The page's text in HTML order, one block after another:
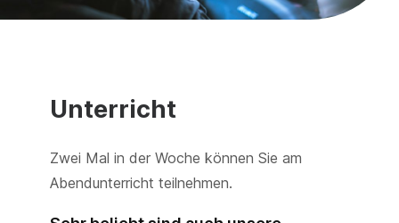
Unterricht
Zwei Mal in der Woche können Sie am
Abendunterricht teilnehmen.